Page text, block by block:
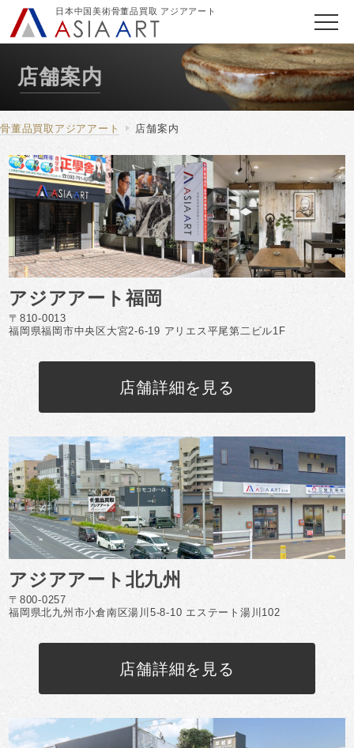
日本中国美術骨董品買取 アジアアート
店舗案内
骨董品買取アジアアート 店舗案内
アジアアート福岡
〒810-0013
福岡県福岡市中央区大宮2-6-19 アリエス平尾第二ビル1F
店舗詳細を見る
アジアアート北九州
〒800-0257
福岡県北九州市小倉南区湯川5-8-10 エステート湯川102
店舗詳細を見る